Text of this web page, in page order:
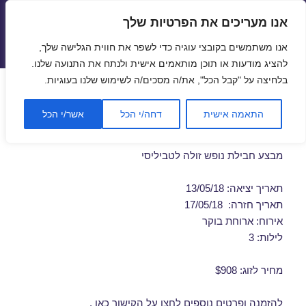
אנו מעריכים את הפרטיות שלך
אנו משתמשים בקובצי עוגיה כדי לשפר את חווית הגלישה שלך,
להציג מודעות או תוכן מותאמים אישית ולנתח את התנועה שלנו.
בלחיצה על "קבל הכל", את/ה מסכים/ה לשימוש שלנו בעוגיות.
התאמה אישית דחה/י הכל אשר/י הכל
תפריטים
ווידג'טים
חבילות נופש לטביליסי במאי
13/05/2018
מבצע חבילת נופש זולה לטביליסי
תאריך יציאה: 13/05/18
תאריך חזרה: 17/05/18
אירוח: ארוחת בוקר
לילות: 3
מחיר לזוג: $908
להזמנה ופרטים נוספים לחצו על הקישור כאן .